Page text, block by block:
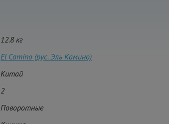
12.8 кг
El Camino (рус. Эль Камино)
Китай
2
Поворотные